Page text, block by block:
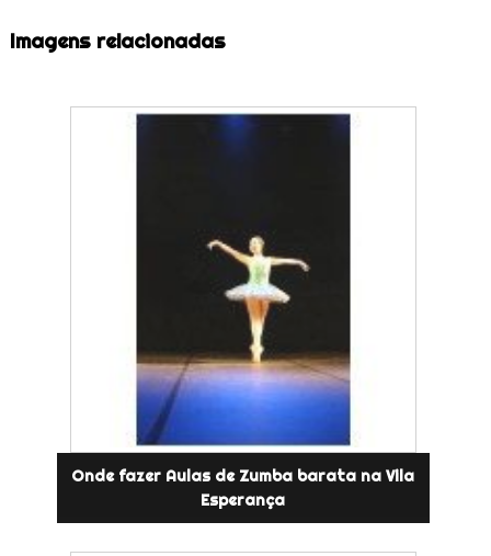
Imagens relacionadas
Onde fazer Aulas de Zumba barata na Vila
Esperança